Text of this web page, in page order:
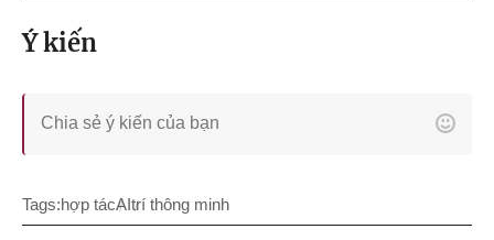
Ý kiến
Tags:hợp tácAItrí thông minh